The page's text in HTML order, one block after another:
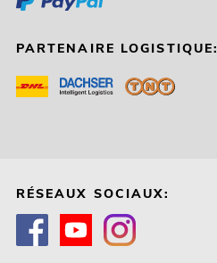
PARTENAIRE LOGISTIQUE:
RÉSEAUX SOCIAUX: